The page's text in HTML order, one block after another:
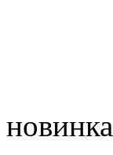
новинка